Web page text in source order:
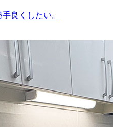
良くしたい。